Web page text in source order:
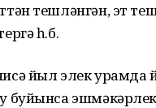
тешләнгән, эт
һ.б.
йыл элек урамда
буйынса